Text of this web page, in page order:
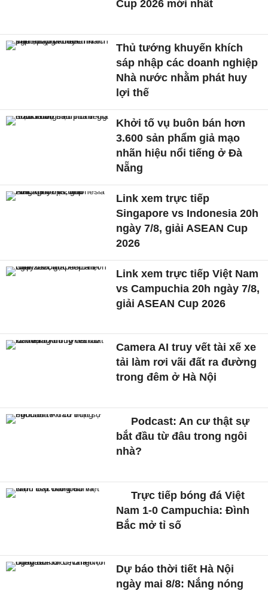
Cup 2026 mới nhất
Thủ tướng khuyến khích
sáp nhập các doanh nghiệp
Nhà nước nhằm phát huy
lợi thế
Khởi tố vụ buôn bán hơn
3.600 sản phẩm giả mạo
nhãn hiệu nổi tiếng ở Đà
Nẵng
Link xem trực tiếp
Singapore vs Indonesia 20h
ngày 7/8, giải ASEAN Cup
2026
Link xem trực tiếp Việt Nam
vs Campuchia 20h ngày 7/8,
giải ASEAN Cup 2026
Camera AI truy vết tài xế xe
tải làm rơi vãi đất ra đường
trong đêm ở Hà Nội
Podcast: An cư thật sự
bắt đầu từ đâu trong ngôi
nhà?
Trực tiếp bóng đá Việt
Nam 1-0 Campuchia: Đình
Bắc mở tỉ số
Dự báo thời tiết Hà Nội
ngày mai 8/8: Nắng nóng